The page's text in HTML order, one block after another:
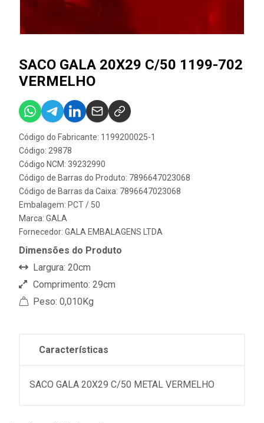
SACO GALA 20X29 C/50 1199-702
VERMELHO
Código do Fabricante: 1199200025-1
Código: 29878
Código NCM: 39232990
Código de Barras do Produto: 7896647023068
Código de Barras da Caixa: 7896647023068
Embalagem: PCT / 50
Marca: GALA
Fornecedor: GALA EMBALAGENS LTDA
Dimensões do Produto
Largura: 20cm
Comprimento: 29cm
Peso: 0,010Kg
Características
SACO GALA 20X29 C/50 METAL VERMELHO